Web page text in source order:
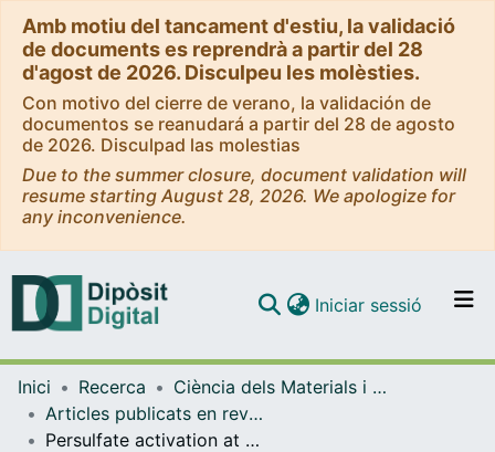
Amb motiu del tancament d'estiu, la validació
de documents es reprendrà a partir del 28
d'agost de 2026. Disculpeu les molèsties.
Con motivo del cierre de verano, la validación de
documentos se reanudará a partir del 28 de agosto
de 2026. Disculpad las molestias
Due to the summer closure, document validation will
resume starting August 28, 2026. We apologize for
any inconvenience.
Navega per tot el DD
Com publicar
Iniciar sessió (current)
Inici Recerca
Ciència dels Materials i Química Física
Articles publicats en revistes (Ciència dels Materials i Química Física)
Persulfate activation at cathodic FeN4 single-atom sites in a sustainable FeNC electrocatalyst for fast degradation of antibiotics in water at near-neutral pH